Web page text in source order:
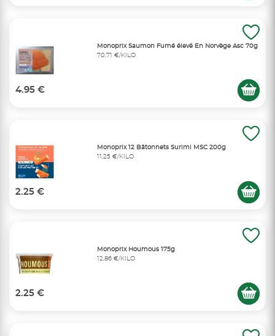
Monoprix Saumon Fumé élevé En Norvège Asc 70g
70,71 €/KILO
4.95 €
Monoprix 12 Bâtonnets Surimi MSC 200g
11,25 €/KILO
2.25 €
Monoprix Houmous 175g
12,86 €/KILO
2.25 €